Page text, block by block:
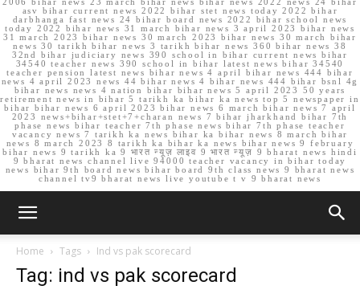
asv bihar current news 2022 bihar stet news today 2022 bihar
darbhanga fast news 24 bihar board news 2022 bihar school news
today 2022 bihar news 31 march bihar news 3 april 2023 bihar news
31 march 2023 bihar news 30 march 2023 bihar news 30 march bihar
news 30 tarikh bihar news 3 tarikh bihar news 360 bihar news 38
32nd bihar judiciary news 390 school in bihar current news bihar
34540 teacher news 390 school in bihar latest news bihar 34540
teacher pension latest news bihar news 4 april bihar news 444 bihar
news 4 april 2023 news 44 bihar news 4 bihar news 444 bihar bsnl 4g
bihar news news 4 nation bihar bihar news 5 april 2023 50 years
retirement news in bihar 5 tarikh ka bihar ka news top 5 newspaper in
bihar bihar news 6 april 2023 bihar news 6 march bihar news 7 april
2023 news+bihar+stet+7+charan news 7 bihar jharkhand bihar 7th
phase news bihar teacher 7th phase news bihar 7th phase teacher
vacancy news 7 tarikh ka news bihar ka bihar news 8 march bihar
news 8 march 2023 8 tarikh ka bihar ka news bihar news 9 february
bihar news 9 tarikh ka 9 भारत न्यूज़ लाइव 9 भारत न्यूज़ 9 bharat news hindi
9 bharat news channel live 94000 teacher vacancy in bihar today
news bihar 9th board news bihar board 9th class news 9 bharat news
channel tv9 bharat news live youtube t v 9 bharat news
Home Tags Ind vs pak scorecard
Tag: ind vs pak scorecard